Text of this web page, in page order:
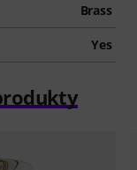
Brass
Yes